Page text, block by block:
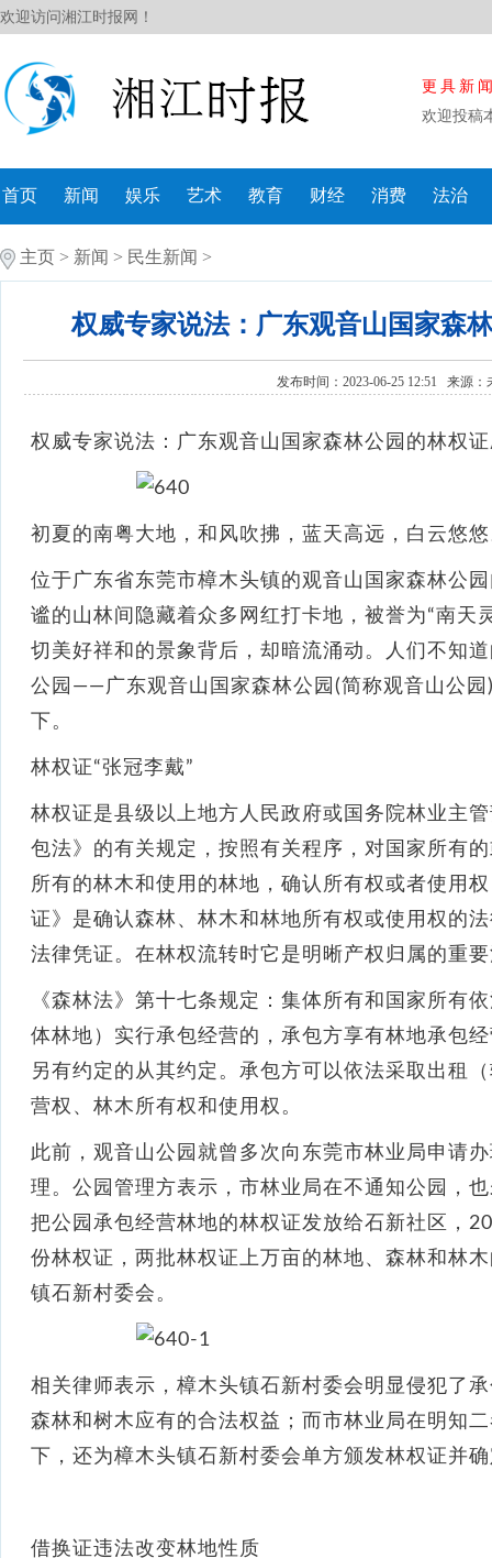
欢迎访问湘江时报网！
更具新
欢迎投稿
首页 新闻 娱乐 艺术 教育 财经 消费 法治
主页 > 新闻 > 民生新闻 >
权威专家说法：广东观音山国家森
发布时间：2023-06-25 12:51 来源：
权威专家说法：广东观音山国家森林公园的林权
初夏的南粤大地，和风吹拂，蓝天高远，白云悠
位于广东省东莞市樟木头镇的观音山国家森林公
谧的山林间隐藏着众多网红打卡地，被誉为“南天
切美好祥和的景象背后，却暗流涌动。人们不知
公园——广东观音山国家森林公园(简称观音山公
下。
林权证“张冠李戴”
林权证是县级以上地方人民政府或国务院林业主
包法》的有关规定，按照有关程序，对国家所有
所有的林木和使用的林地，确认所有权或者使用
证》是确认森林、林木和林地所有权或使用权的
法律凭证。在林权流转时它是明晰产权归属的重
《森林法》第十七条规定：集体所有和国家所有
体林地）实行承包经营的，承包方享有林地承包
另有约定的从其约定。承包方可以依法采取出租
营权、林木所有权和使用权。
此前，观音山公园就曾多次向东莞市林业局申请
理。公园管理方表示，市林业局在不通知公园，
把公园承包经营林地的林权证发放给石新社区，
份林权证，两批林权证上万亩的林地、森林和林
镇石新村委会。
相关律师表示，樟木头镇石新村委会明显侵犯了
森林和树木应有的合法权益；而市林业局在明知
下，还为樟木头镇石新村委会单方颁发林权证并
借换证违法改变林地性质